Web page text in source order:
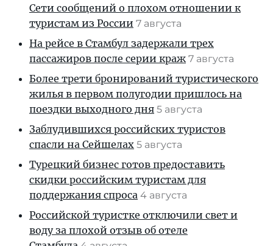
Сети сообщений о плохом отношении к
туристам из России 7 августа
На рейсе в Стамбул задержали трех
пассажиров после серии краж 7 августа
Более трети бронирований туристического
жилья в первом полугодии пришлось на
поездки выходного дня 5 августа
Заблудившихся российских туристов
спасли на Сейшелах 5 августа
Турецкий бизнес готов предоставить
скидки российским туристам для
поддержания спроса 4 августа
Российской туристке отключили свет и
воду за плохой отзыв об отеле